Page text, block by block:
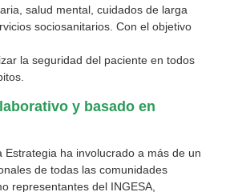
salud mental, cuidados de larga
sociosanitarios. Con el objetivo
la seguridad del paciente en todos
y basado en
Estrategia ha involucrado a más de un
de todas las comunidades
representantes del INGESA,